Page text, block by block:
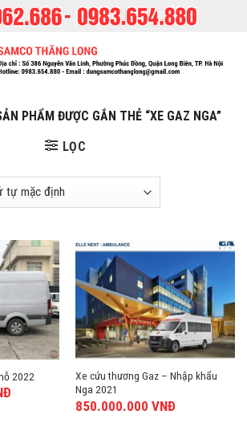
PHẨM ĐƯỢC GẮN THẺ “XE GAZ NGA”
LỌC
2022
Xe cứu thương Gaz – Nhập khẩu
Nga 2021
850.000.000 VNĐ